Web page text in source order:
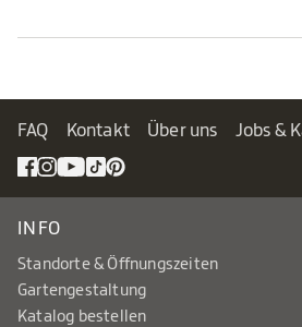
FAQ Kontakt Über uns Jobs &
INFO
Standorte & Öffnungszeiten
Gartengestaltung
Katalog bestellen